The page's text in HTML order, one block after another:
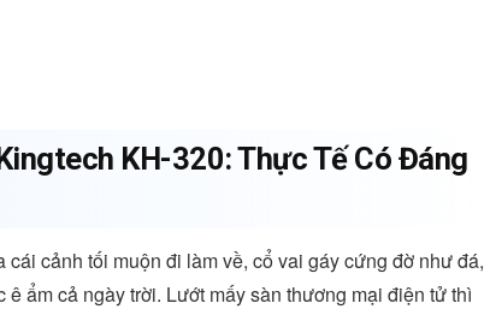
KH-320: Thực Tế Có Đáng
cảnh tối muộn đi làm về, cổ vai gáy cứng đờ như đá,
ẩm cả ngày trời. Lướt mấy sàn thương mại điện tử thì